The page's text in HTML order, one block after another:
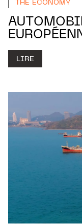
THE ECONOMY
LIRE